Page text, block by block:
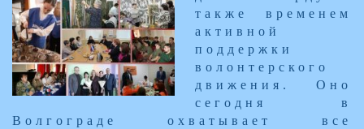
также временем
активной
поддержки
волонтерского
движения. Оно
сегодня в
Волгограде охватывает все